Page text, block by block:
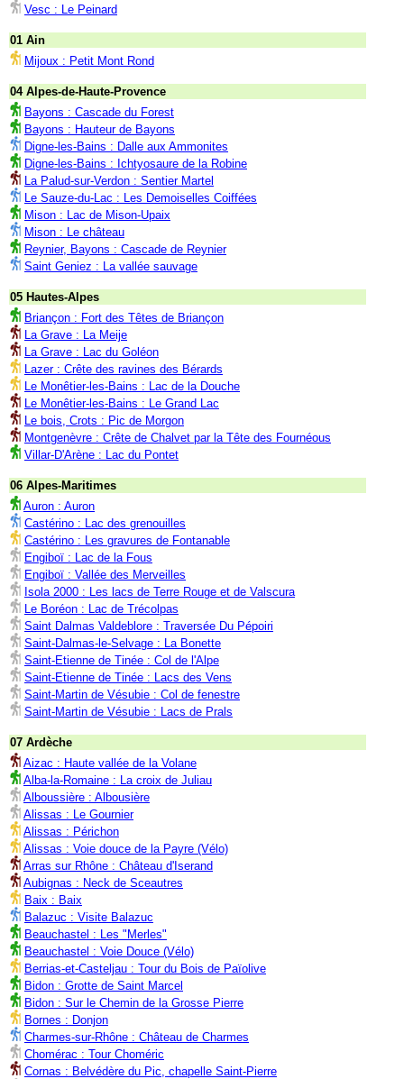
Vesc : Le Peinard
01 Ain
Mijoux : Petit Mont Rond
04 Alpes-de-Haute-Provence
Bayons : Cascade du Forest
Bayons : Hauteur de Bayons
Digne-les-Bains : Dalle aux Ammonites
Digne-les-Bains : Ichtyosaure de la Robine
La Palud-sur-Verdon : Sentier Martel
Le Sauze-du-Lac : Les Demoiselles Coiffées
Mison : Lac de Mison-Upaix
Mison : Le château
Reynier, Bayons : Cascade de Reynier
Saint Geniez : La vallée sauvage
05 Hautes-Alpes
Briançon : Fort des Têtes de Briançon
La Grave : La Meije
La Grave : Lac du Goléon
Lazer : Crête des ravines des Bérards
Le Monêtier-les-Bains : Lac de la Douche
Le Monêtier-les-Bains : Le Grand Lac
Le bois, Crots : Pic de Morgon
Montgenèvre : Crête de Chalvet par la Tête des Fournéous
Villar-D'Arène : Lac du Pontet
06 Alpes-Maritimes
Auron : Auron
Castérino : Lac des grenouilles
Castérino : Les gravures de Fontanable
Engiboï : Lac de la Fous
Engiboï : Vallée des Merveilles
Isola 2000 : Les lacs de Terre Rouge et de Valscura
Le Boréon : Lac de Trécolpas
Saint Dalmas Valdeblore : Traversée Du Pépoiri
Saint-Dalmas-le-Selvage : La Bonette
Saint-Etienne de Tinée : Col de l'Alpe
Saint-Etienne de Tinée : Lacs des Vens
Saint-Martin de Vésubie : Col de fenestre
Saint-Martin de Vésubie : Lacs de Prals
07 Ardèche
Aizac : Haute vallée de la Volane
Alba-la-Romaine : La croix de Juliau
Alboussière : Albousière
Alissas : Le Gournier
Alissas : Périchon
Alissas : Voie douce de la Payre (Vélo)
Arras sur Rhône : Château d'Iserand
Aubignas : Neck de Sceautres
Baix : Baix
Balazuc : Visite Balazuc
Beauchastel : Les "Merles"
Beauchastel : Voie Douce (Vélo)
Berrias-et-Casteljau : Tour du Bois de Païolive
Bidon : Grotte de Saint Marcel
Bidon : Sur le Chemin de la Grosse Pierre
Bornes : Donjon
Charmes-sur-Rhône : Château de Charmes
Chomérac : Tour Choméric
Cornas : Belvédère du Pic, chapelle Saint-Pierre